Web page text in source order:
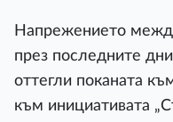
Напрежението
през последните
оттегли поканата
към инициативата